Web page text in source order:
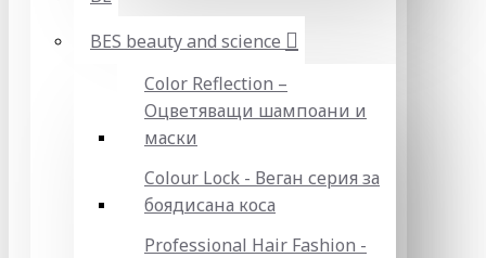
BES beauty and science
Color Reflection –
Оцветяващи шампоани и
маски
Colour Lock - Веган серия за
боядисана коса
Professional Hair Fashion -